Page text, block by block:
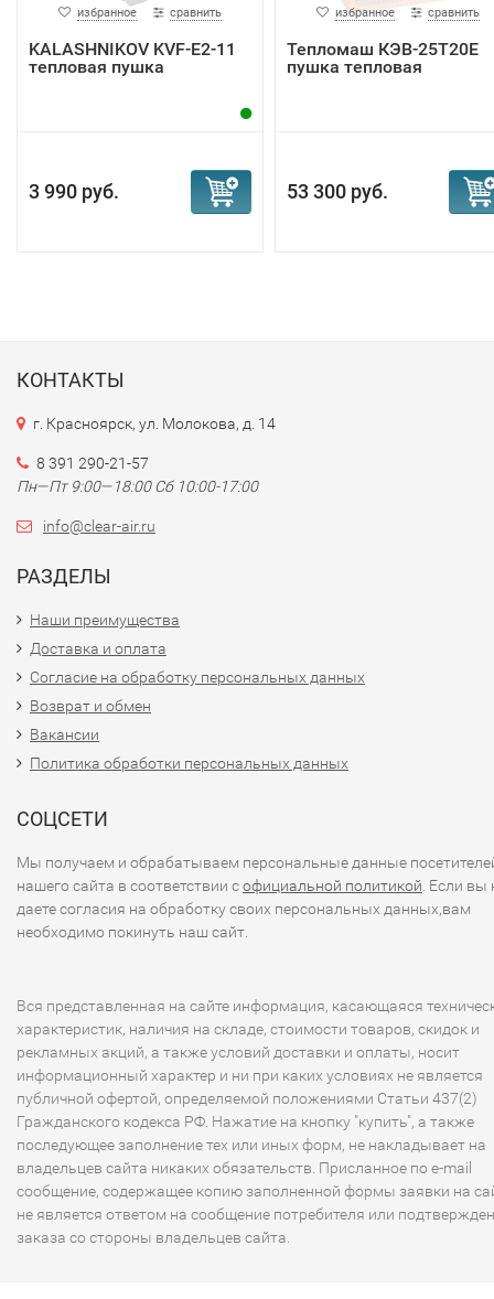
избранное сравнить
KALASHNIKOV KVF-E2-11
тепловая пушка
3 990 руб.
избранное сравнить
Тепломаш КЭВ-25Т20Е
пушка тепловая
53 300 руб.
КОНТАКТЫ
г. Красноярск, ул. Молокова, д. 14
8 391 290-21-57
Пн—Пт 9:00—18:00 Сб 10:00-17:00
info@clear-air.ru
РАЗДЕЛЫ
Наши преимущества
Доставка и оплата
Согласие на обработку персональных данных
Возврат и обмен
Вакансии
Политика обработки персональных данных
СОЦСЕТИ
Мы получаем и обрабатываем персональные данные
нашего сайта в соответствии софициальной политикой . Если вы
даете согласия на обработку своих персональных данных,вам
необходимо покинуть наш сайт.
Вся представленная на сайте информация, касающаяся
характеристик, наличия на складе, стоимости товаров, скидок и
рекламных акций, а также условий доставки и оплаты, носит
информационный характер и ни при каких условиях не является
публичной офертой, определяемой положениями Статьи 437(2)
Гражданского кодекса РФ. Нажатие на кнопку "купить", а также
последующее заполнение тех или иных форм, не накладывает на
владельцев сайта никаких обязательств. Присланное по e-mail
сообщение, содержащее копию заполненной формы заявки на
не является ответом на сообщение потребителя или
заказа со стороны владельцев сайта.